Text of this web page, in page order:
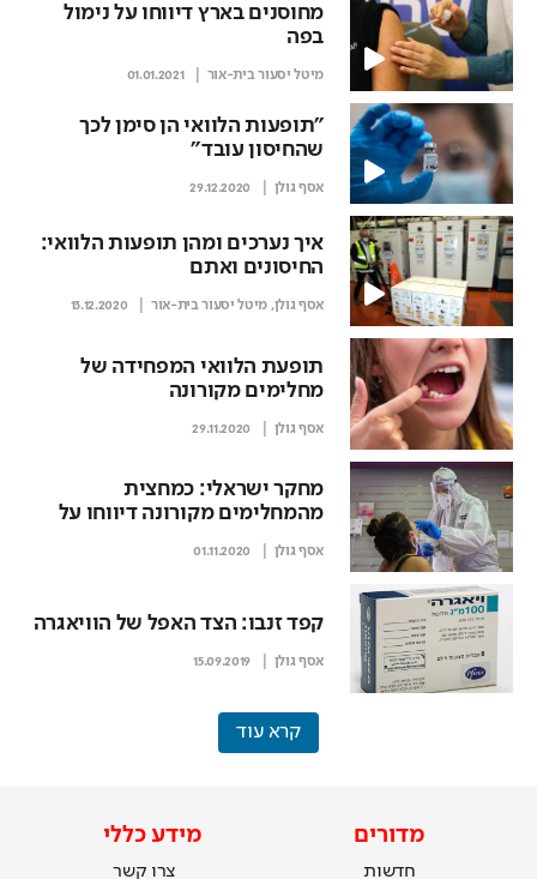
מחוסנים בארץ דיווחו על נימול
בפה
מיטל יסעור בית-אור 01.01.2021
"תופעות הלוואי הן סימן לכך
שהחיסון עובד"
אסף גולן 29.12.2020
איך נערכים ומהן תופעות הלוואי:
החיסונים ואתם
אסף גולן, מיטל יסעור בית-אור 13.12.2020
תופעת הלוואי המפחידה של
מחלימים מקורונה
אסף גולן 29.11.2020
מחקר ישראלי: כמחצית
מהמחלימים מקורונה דיווחו על
אסף גולן 01.11.2020
קפד זנבו: הצד האפל של הוויאגרה
אסף גולן 15.09.2019
קרא עוד
מדורים
חדשות
מידע כללי
צרו קשר